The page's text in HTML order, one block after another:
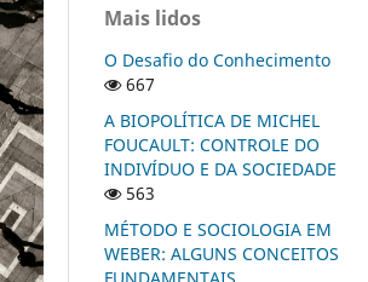
Mais lidos
O Desafio do Conhecimento
667
A BIOPOLÍTICA DE MICHEL
FOUCAULT: CONTROLE DO
INDIVÍDUO E DA SOCIEDADE
563
MÉTODO E SOCIOLOGIA EM
WEBER: ALGUNS CONCEITOS